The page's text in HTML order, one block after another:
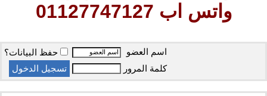
واتس اب 01127747127
اسم العضو
حفظ البيانات؟
كلمة المرور